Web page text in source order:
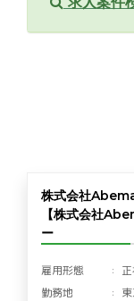
株式会社
【株式会社
ー
雇用形態
勤務地